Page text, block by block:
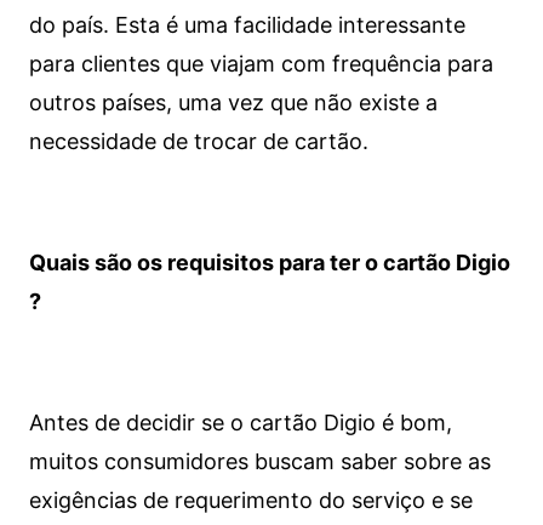
do país. Esta é uma facilidade interessante
para clientes que viajam com frequência para
outros países, uma vez que não existe a
necessidade de trocar de cartão.
Quais são os requisitos para ter o cartão Digio
?
Antes de decidir se o cartão Digio é bom,
muitos consumidores buscam saber sobre as
exigências de requerimento do serviço e se